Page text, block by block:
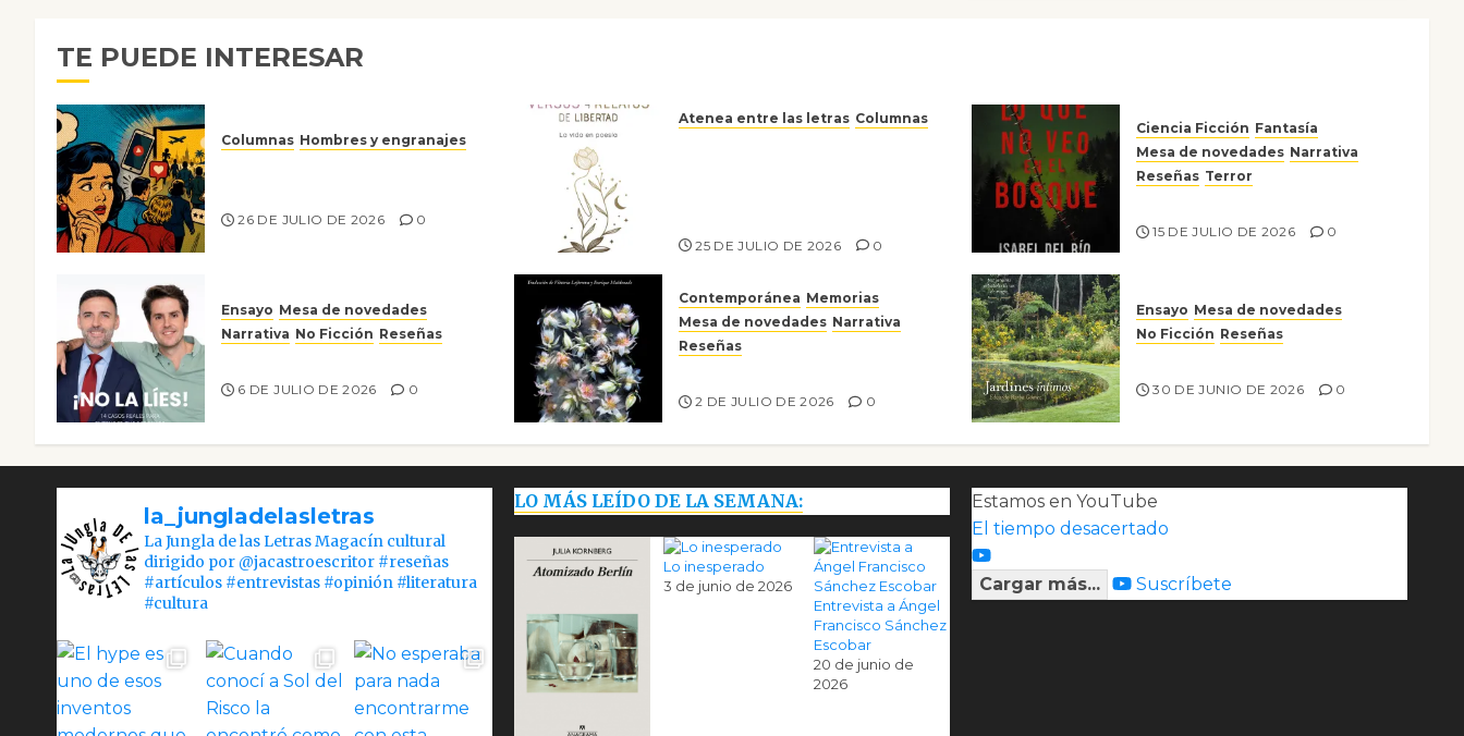
TE PUEDE INTERESAR
Columnas Hombres y engranajes
26 DE JULIO DE 2026 0
Atenea entre las letras Columnas
25 DE JULIO DE 2026 0
Ciencia Ficción Fantasía
Mesa de novedades Narrativa
Reseñas Terror
15 DE JULIO DE 2026 0
Ensayo Mesa de novedades
Narrativa No Ficción Reseñas
6 DE JULIO DE 2026 0
Contemporánea Memorias
Mesa de novedades Narrativa
Reseñas
2 DE JULIO DE 2026 0
Ensayo Mesa de novedades
No Ficción Reseñas
30 DE JUNIO DE 2026 0
la_jungladelasletras
La Jungla de las Letras Magacín cultural
dirigido por @jacastroescritor #reseñas
#artículos #entrevistas #opinión #literatura
#cultura
LO MÁS LEÍDO DE LA SEMANA:
Lo inesperado
3 de junio de 2026
Entrevista a Ángel
Francisco Sánchez
Escobar
20 de junio de
2026
Estamos en YouTube
El tiempo desacertado
Cargar más... Suscríbete